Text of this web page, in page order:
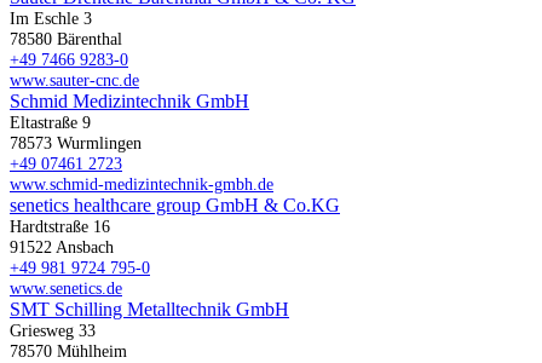
Im Eschle 3
78580 Bärenthal
+49 7466 9283-0
www.sauter-cnc.de
Schmid Medizintechnik GmbH
Eltastraße 9
78573 Wurmlingen
+49 07461 2723
www.schmid-medizintechnik-gmbh.de
senetics healthcare group GmbH & Co.KG
Hardtstraße 16
91522 Ansbach
+49 981 9724 795-0
www.senetics.de
SMT Schilling Metalltechnik GmbH
Griesweg 33
78570 Mühlheim